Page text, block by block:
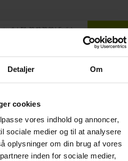
Detaljer Om
cookies
vores indhold og annoncer,
sociale medier og til at analysere
oplysninger om din brug af vores
inden for sociale medier,
Tlf: 33 43 70 00 English